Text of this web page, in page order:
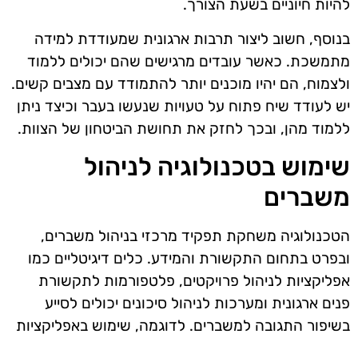
להיות חיוניים בשעת הצורך.
בנוסף, חשוב ליצור תרבות ארגונית שמעודדת למידה
מתמשכת. כאשר עובדים מרגישים שהם יכולים ללמוד
ולצמוח, הם יהיו מוכנים יותר להתמודד עם מצבים קשים.
יש לעודד שיח פתוח על טעויות שנעשו בעבר וכיצד ניתן
ללמוד מהן, ובכך לחזק את תחושת הביטחון של הצוות.
שימוש בטכנולוגיה לניהול
משברים
הטכנולוגיה משחקת תפקיד מרכזי בניהול משברים,
ובפרט בתחום התקשורת והמידע. כלים דיגיטליים כמו
אפליקציות לניהול פרויקטים, פלטפורמות לתקשורת
פנים ארגונית ומערכות לניהול סיכונים יכולים לסייע
בשיפור התגובה למשברים. לדוגמה, שימוש באפליקציות